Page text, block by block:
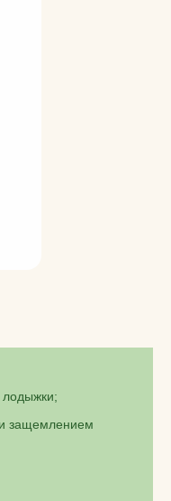
лодыжки;
защемлением